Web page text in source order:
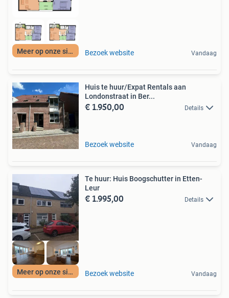
Meer op onze site Bezoek website Vandaag
Huis te huur/Expat Rentals aan
Londonstraat in Ber...
€ 1.950,00 Details
Bezoek website Vandaag
Meer op onze site
Te huur: Huis Boogschutter in Etten-
Leur
€ 1.995,00 Details
Bezoek website Vandaag